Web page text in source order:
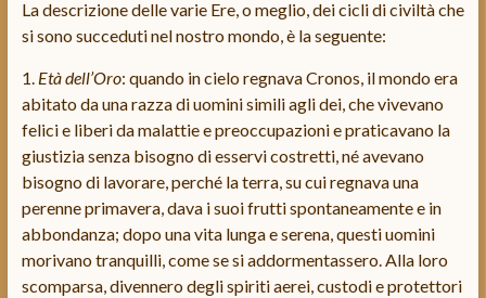
La descrizione delle varie Ere, o meglio, dei cicli di civiltà che
si sono succeduti nel nostro mondo, è la seguente:
1. Età dell’Oro: quando in cielo regnava Cronos, il mondo era
abitato da una razza di uomini simili agli dei, che vivevano
felici e liberi da malattie e preoccupazioni e praticavano la
giustizia senza bisogno di esservi costretti, né avevano
bisogno di lavorare, perché la terra, su cui regnava una
perenne primavera, dava i suoi frutti spontaneamente e in
abbondanza; dopo una vita lunga e serena, questi uomini
morivano tranquilli, come se si addormentassero. Alla loro
scomparsa, divennero degli spiriti aerei, custodi e protettori